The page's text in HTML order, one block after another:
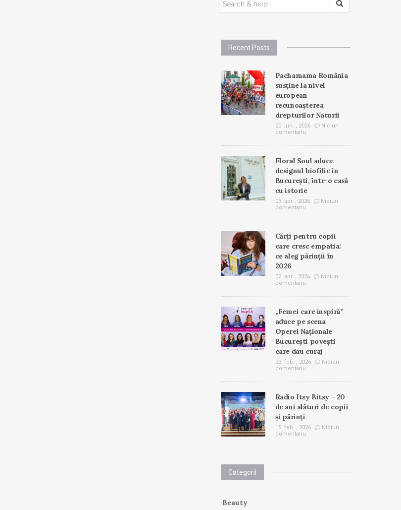
FOR:
Recent Posts
Pachamama România
susține la nivel
european
recunoașterea
drepturilor Naturii
20. iun. , 2026
Niciun
comentariu
Floral Soul aduce
designul biofilic în
București, într-o casă
cu istorie
03. apr. , 2026
Niciun
comentariu
Cărți pentru copii
care cresc empatia:
ce aleg părinții în
2026
02. apr. , 2026
Niciun
comentariu
„Femei care inspiră”
aduce pe scena
Operei Naționale
București povești
care dau curaj
23. feb. , 2026
Niciun
comentariu
Radio Itsy Bitsy – 20
de ani alături de copii
și părinți
15. feb. , 2026
Niciun
comentariu
Categorii
Beauty